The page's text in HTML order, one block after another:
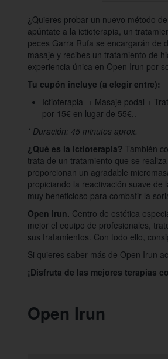
¿Quieres probar un nuevo método
apúntate a la ictioterapia, un
peces Garra Rufa se encargarán de
masaje y recibes un tratamiento de
experiencia única en Open Irun por
Tu cupón incluye (a elegir entre):
Ictioterapia + Masaje podal +
por 15€ en lugar de 55€..
* Duración: 45 minutos aprox.
¿Qué es la ictioterapia? También
trata de un tratamiento que se
proporcionan un agradable
propiciando la reactivación suave
muy beneficioso para combatir la
Open Irun. Centro de estética
mejor el equipo de profesionales,
sus tratamientos. Con todo ello,
Si quieres saber más de Open Irun
¡Disfruta de las mejores terapias
Open Irun